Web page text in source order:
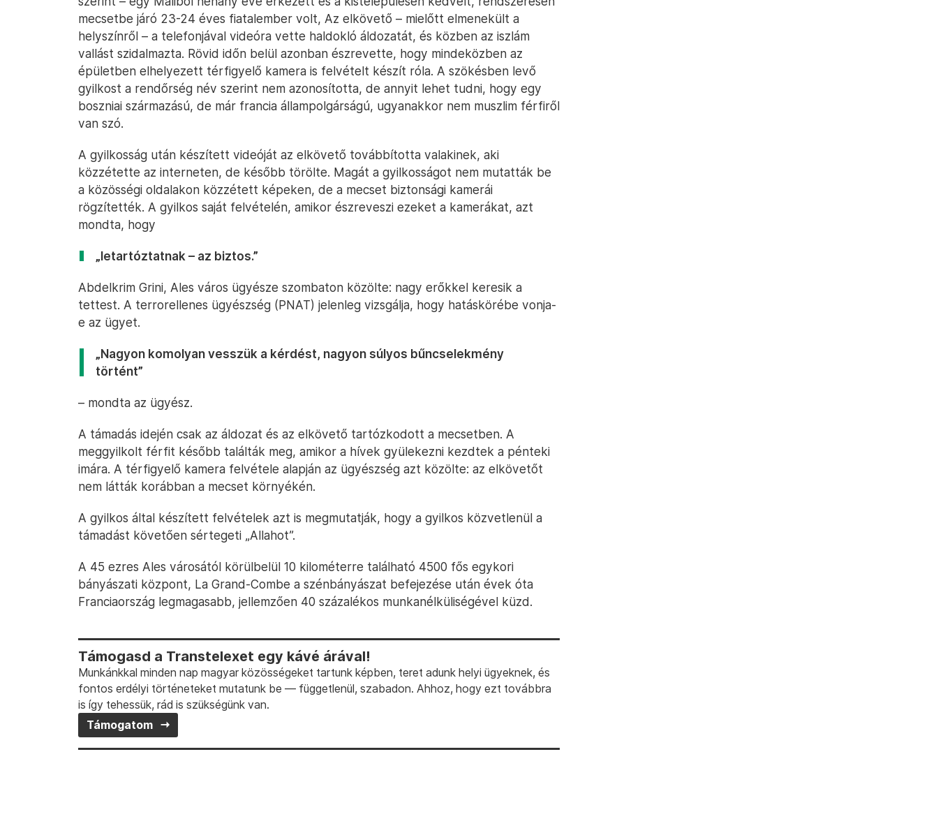
mecsetbe járó 23-24 éves fiatalember volt, Az elkövető – mielőtt elmenekült a
helyszínről – a telefonjával videóra vette haldokló áldozatát, és közben az iszlám
vallást szidalmazta. Rövid időn belül azonban észrevette, hogy mindeközben az
épületben elhelyezett térfigyelő kamera is felvételt készít róla. A szökésben levő
gyilkost a rendőrség név szerint nem azonosította, de annyit lehet tudni, hogy egy
boszniai származású, de már francia állampolgárságú, ugyanakkor nem muszlim férfiről
van szó.
A gyilkosság után készített videóját az elkövető továbbította valakinek, aki
közzétette az interneten, de később törölte. Magát a gyilkosságot nem mutatták be
a közösségi oldalakon közzétett képeken, de a mecset biztonsági kamerái
rögzítették. A gyilkos saját felvételén, amikor észreveszi ezeket a kamerákat, azt
mondta, hogy
„letartóztatnak – az biztos.”
Abdelkrim Grini, Ales város ügyésze szombaton közölte: nagy erőkkel keresik a
tettest. A terrorellenes ügyészség (PNAT) jelenleg vizsgálja, hogy hatáskörébe vonja-
e az ügyet.
„Nagyon komolyan vesszük a kérdést, nagyon súlyos bűncselekmény
történt”
– mondta az ügyész.
A támadás idején csak az áldozat és az elkövető tartózkodott a mecsetben. A
meggyilkolt férfit később találták meg, amikor a hívek gyülekezni kezdtek a pénteki
imára. A térfigyelő kamera felvétele alapján az ügyészség azt közölte: az elkövetőt
nem látták korábban a mecset környékén.
A gyilkos által készített felvételek azt is megmutatják, hogy a gyilkos közvetlenül a
támadást követően sértegeti „Allahot”.
A 45 ezres Ales városától körülbelül 10 kilométerre található 4500 fős egykori
bányászati központ, La Grand-Combe a szénbányászat befejezése után évek óta
Franciaország legmagasabb, jellemzően 40 százalékos munkanélküliségével küzd.
Támogasd a Transtelexet egy kávé árával!
Munkánkkal minden nap magyar közösségeket tartunk képben, teret adunk helyi ügyeknek, és
fontos erdélyi történeteket mutatunk be — függetlenül, szabadon. Ahhoz, hogy ezt továbbra
is így tehessük, rád is szükségünk van.
Támogatom